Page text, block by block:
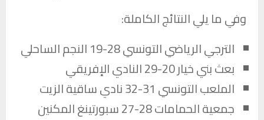
وفي ما يلي النتائج الكاملة:
الترجي الرياضي التونسي
النجم الساحلي
بعث بني خيار20-29
النادي الإفريقي
الملعب التونسي
نادي ساقية الزيت
جمعية الحمامات
سبورتينغ المكنين